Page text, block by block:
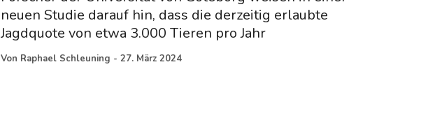
neuen Studie darauf hin, dass die derzeitig erlaubte
Jagdquote von etwa 3.000 Tieren pro Jahr
Von Raphael Schleuning - 27. März 2024